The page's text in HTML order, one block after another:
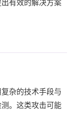
有效的解决方案
杂的技术手段与
。这类攻击可能